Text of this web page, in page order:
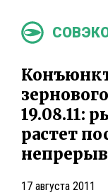
19.08.11:
растет
17 августа 2011